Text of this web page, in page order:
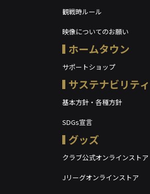
観戦時ルール
映像についてのお願い
ホームタウン
サポートショップ
サステナビリティ
基本方針・各種方針
SDGs宣言
グッズ
クラブ公式オンラインストア
Jリーグオンラインストア